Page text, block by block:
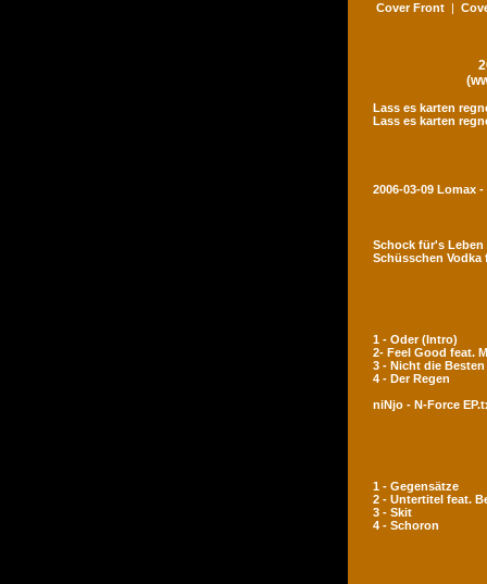
Cover Front |
Lass es karten
Lass es karten
2006-03-09 Lomax
Schock für's
Schüsschen Vodka
1 - Oder (Intro)
2- Feel Good feat.
3 - Nicht die Besten
4 - Der Regen
niNjo - N-Force
1 - Gegensätze
2 - Untertitel feat.
3 - Skit
4 - Schoron